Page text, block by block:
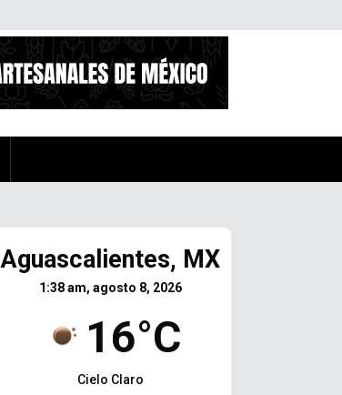
Aguascalientes, MX
1:38 am, agosto 8, 2026
16°C
Cielo Claro